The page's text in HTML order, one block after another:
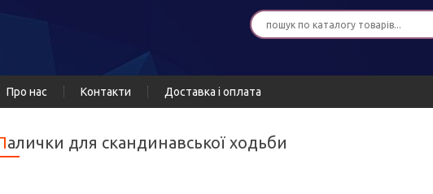
Про нас Контакти Доставка і оплата
Палички для скандинавської ходьби